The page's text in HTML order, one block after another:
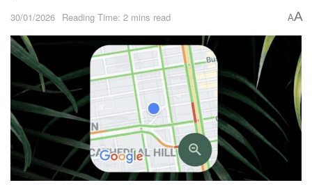
30/01/2026 Reading Time: 2 mins read AA